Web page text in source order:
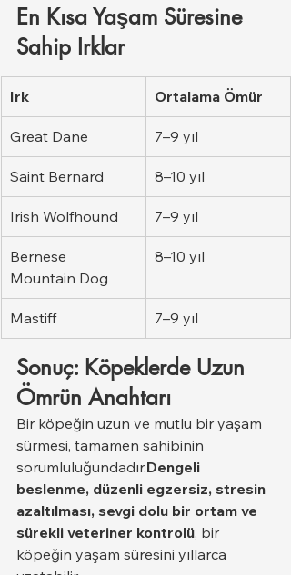
En Kısa Yaşam Süresine
Sahip Irklar
Irk Ortalama Ömür
Great Dane 7–9 yıl
Saint Bernard 8–10 yıl
Irish Wolfhound 7–9 yıl
Bernese
Mountain Dog
8–10 yıl
Mastiff 7–9 yıl
Sonuç: Köpeklerde Uzun
Ömrün Anahtarı
Bir köpeğin uzun ve mutlu bir yaşam
sürmesi, tamamen sahibinin
sorumluluğundadır.Dengeli
beslenme, düzenli egzersiz, stresin
azaltılması, sevgi dolu bir ortam ve
sürekli veteriner kontrolü, bir
köpeğin yaşam süresini yıllarca